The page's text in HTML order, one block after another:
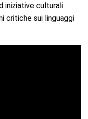
iniziative culturali
critiche sui linguaggi